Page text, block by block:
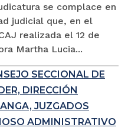
se complace en
judicial que, en el
realizada el 12 de
Martha Lucia...
SECCIONAL DE
DIRECCIÓN
JUZGADOS
ADMINISTRATIVO